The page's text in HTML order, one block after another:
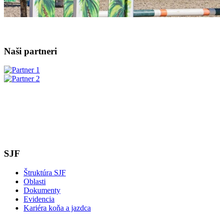
Naši partneri
SJF
Štruktúra SJF
Oblasti
Dokumenty
Evidencia
Kariéra koňa a jazdca